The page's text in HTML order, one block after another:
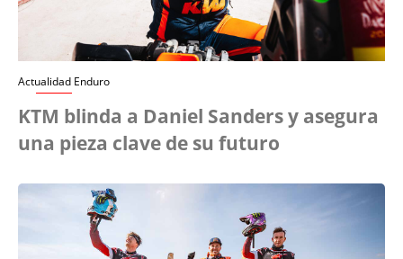
Actualidad Enduro
KTM blinda a Daniel Sanders y asegura
una pieza clave de su futuro